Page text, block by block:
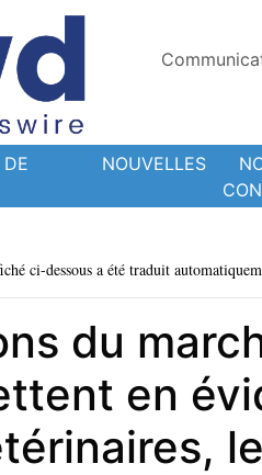
DE
NOUVELLES
ci-dessous a été traduit
du
en